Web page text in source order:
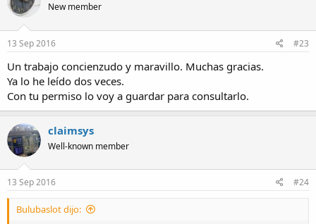
New member
13 Sep 2016 #23
Un trabajo concienzudo y maravillo. Muchas gracias.
Ya lo he leído dos veces.
Con tu permiso lo voy a guardar para consultarlo.
claimsys
Well-known member
13 Sep 2016 #24
Bulubaslot dijo: